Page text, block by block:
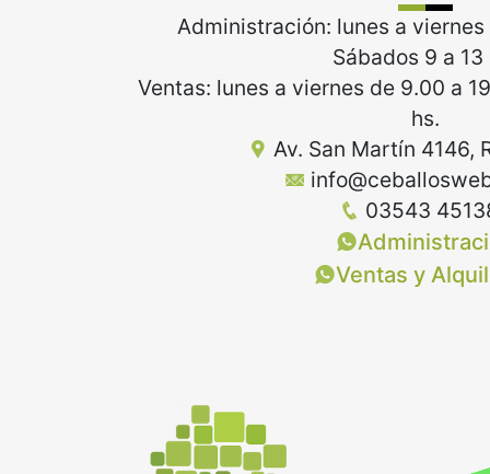
Administración: lunes a viernes
Sábados 9 a 13
Ventas: lunes a viernes de 9.00 a
hs.
Av. San Martín 4146,
03543
Ventas y